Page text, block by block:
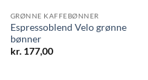
GRØNNE KAFFEBØNNER
Espressoblend Velo grønne
bønner
kr.177,00